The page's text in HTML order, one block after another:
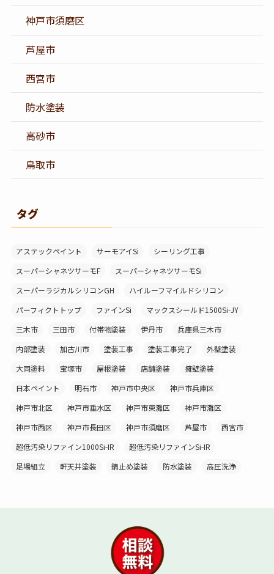
神戸市須磨区
芦屋市
西宮市
防水塗装
高砂市
鳥取市
タグ
アステックペイント サーモアイSi
シーリング工事
スーパーシャネツサーモF
スーパーシャネツサーモSi
スーパーラジカルシリコンGH
ハイルーフマイルドシリコン
パーフィクトトップ
ファインSi
マックスシールド1500Si-JY
三木市
三田市 付帯物塗装 伊丹市
兵庫県三木市
内部塗装
加古川市 塗装工事 塗装工事完了
外壁塗装
大同塗料
宝塚市 屋根塗装 店舗塗装
擁壁塗装
日本ペイント
明石市 神戸市中央区
神戸市兵庫区
神戸市北区
神戸市垂水区 神戸市東灘区
神戸市灘区
神戸市西区
神戸市長田区 神戸市須磨区 芦屋市
西宮市
超低汚染リファイン1000Si-IR
超低汚染リファインSi-IR
足場組立
軒天井塗装 錆止め塗装 防水塗装 高圧洗浄